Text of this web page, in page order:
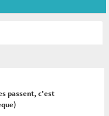
passent, c'est